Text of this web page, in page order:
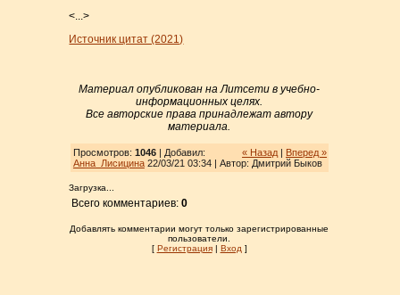
<...>
Источник цитат (2021)
Материал опубликован на Литсети в учебно-
информационных целях.
Все авторские права принадлежат автору
материала.
« Назад | Вперед »
Просмотров: 1046| Добавил:
Анна_Лисицина22/03/21 03:34 | Автор: Дмитрий Быков
Загрузка...
Всего комментариев:0
Добавлять комментарии могут только зарегистрированные
пользователи.
[ Регистрация| Вход ]